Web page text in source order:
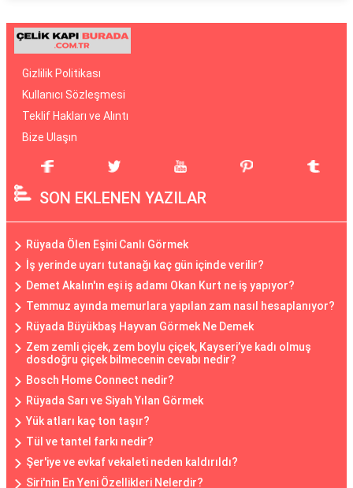
Gizlilik Politikası
Kullanıcı Sözleşmesi
Teklif Hakları ve Alıntı
Bize Ulaşın
SON EKLENEN YAZILAR
Rüyada Ölen Eşini Canlı Görmek
İş yerinde uyarı tutanağı kaç gün içinde verilir?
Demet Akalın'ın eşi iş adamı Okan Kurt ne iş yapıyor?
Temmuz ayında memurlara yapılan zam nasıl hesaplanıyor?
Rüyada Büyükbaş Hayvan Görmek Ne Demek
Zem zemli çiçek, zem boylu çiçek, Kayseri’ye kadı olmuş
dosdoğru çiçek bilmecenin cevabı nedir?
Bosch Home Connect nedir?
Rüyada Sarı ve Siyah Yılan Görmek
Yük atları kaç ton taşır?
Tül ve tantel farkı nedir?
Şer'iye ve evkaf vekaleti neden kaldırıldı?
Siri'nin En Yeni Özellikleri Nelerdir?